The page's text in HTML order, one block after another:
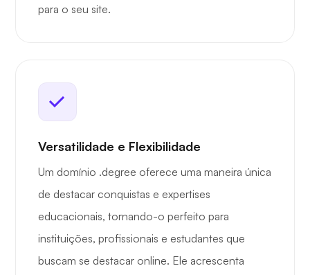
para o seu site.
Versatilidade e Flexibilidade
Um domínio .degree oferece uma maneira única
de destacar conquistas e expertises
educacionais, tornando-o perfeito para
instituições, profissionais e estudantes que
buscam se destacar online. Ele acrescenta